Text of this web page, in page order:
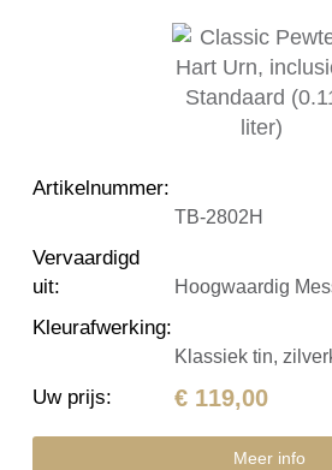
Artikelnummer:
TB-2802H
Vervaardigd
uit: Hoogwaardig
Kleurafwerking:
Klassiek tin,
Uw prijs: € 119,00
Meer info